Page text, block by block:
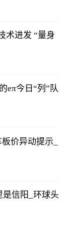
术进发 “量身
eπ今日“列”队
价异动提示_
是信阳_环球头